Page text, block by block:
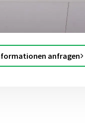
anfragen